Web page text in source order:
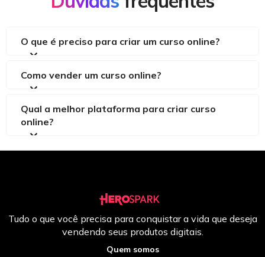
O que é preciso para criar um curso online?
Como vender um curso online?
Qual a melhor plataforma para criar curso
online?
Tudo o que você precisa para conquistar a vida que deseja
vendendo seus produtos digitais.
Quem somos